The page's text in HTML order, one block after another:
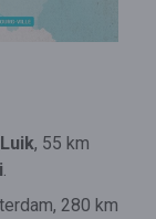
Luik, 55 km
280 km